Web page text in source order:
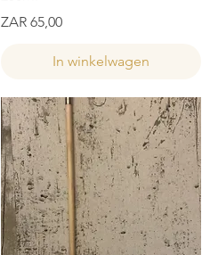
Prijs
ZAR 65,00
In winkelwagen